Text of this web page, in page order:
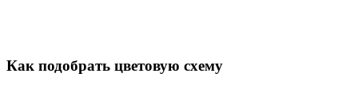
Как подобрать цветовую схему